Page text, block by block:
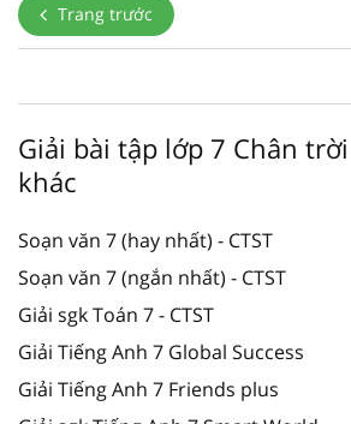
Trang trước
Giải bài tập lớp 7 Chân
khác
Soạn văn 7 (hay nhất) - CTST
Soạn văn 7 (ngắn nhất) - CTST
Giải sgk Toán 7 - CTST
Giải Tiếng Anh 7 Global Success
Giải Tiếng Anh 7 Friends plus